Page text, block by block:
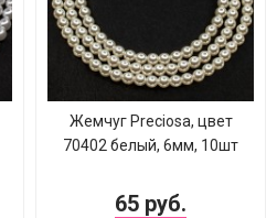
Жемчуг Preciosa, цвет
70402 белый, 6мм, 10шт
65 руб.